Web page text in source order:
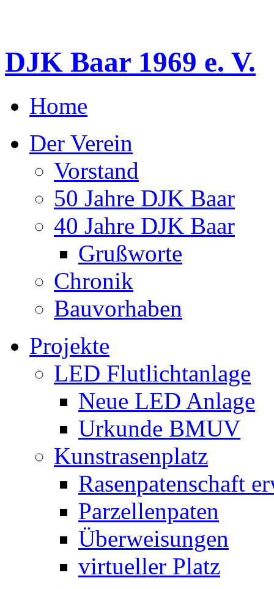
DJK Baar 1969 e. V.
Home
Der Verein
Vorstand
50 Jahre DJK Baar
40 Jahre DJK Baar
Grußworte
Chronik
Bauvorhaben
Projekte
LED Flutlichtanlage
Neue LED Anlage
Urkunde BMUV
Kunstrasenplatz
Rasenpatenschaft
Parzellenpaten
Überweisungen
virtueller Platz